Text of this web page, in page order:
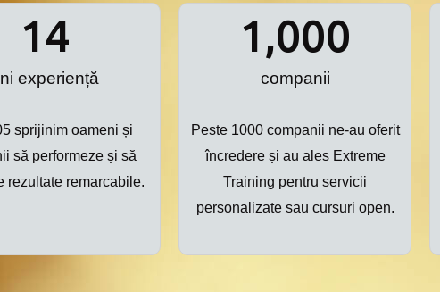
experiență
14
sprijinim oameni și
să performeze și să
rezultate remarcabile.
companii
1,000
Peste 1000 companii ne-au oferit
încredere și au ales Extreme
Training pentru servicii
personalizate sau cursuri open.